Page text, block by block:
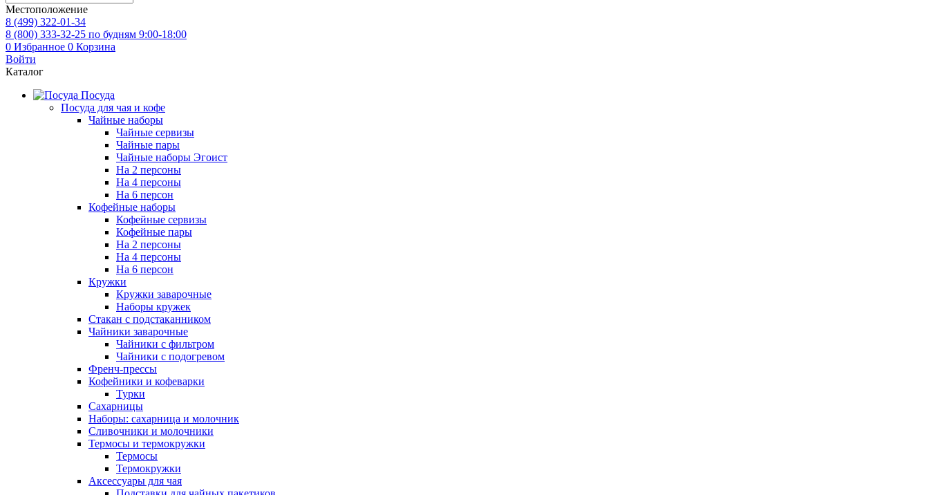
Местоположение
8 (499) 322-01-34
8 (800) 333-32-25 по будням 9:00-18:00
0 Избранное 0 Корзина
Войти
Каталог
Посуда
Посуда для чая и кофе
Чайные наборы
Чайные сервизы
Чайные пары
Чайные наборы Эгоист
На 2 персоны
На 4 персоны
На 6 персон
Кофейные наборы
Кофейные сервизы
Кофейные пары
На 2 персоны
На 4 персоны
На 6 персон
Кружки
Кружки заварочные
Наборы кружек
Стакан с подстаканником
Чайники заварочные
Чайники с фильтром
Чайники с подогревом
Френч-прессы
Кофейники и кофеварки
Турки
Сахарницы
Наборы: сахарница и молочник
Сливочники и молочники
Термосы и термокружки
Термосы
Термокружки
Аксессуары для чая